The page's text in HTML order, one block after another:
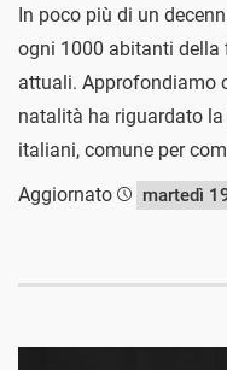
In poco più di un
ogni 1000 abitanti della
attuali. Approfondiamo
natalità ha riguardato
italiani, comune per
Aggiornato
martedì